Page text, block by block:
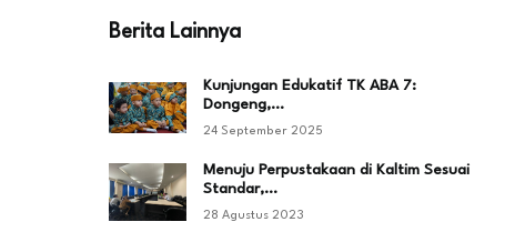
Berita Lainnya
Kunjungan Edukatif TK ABA 7:
Dongeng,…
24 September 2025
Menuju Perpustakaan di Kaltim Sesuai
Standar,…
28 Agustus 2023